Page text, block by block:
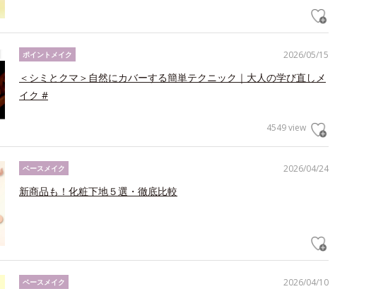
2026/05/15
ポイントメイク
＜シミとクマ＞自然にカバーする簡単テクニック｜大人の学び直しメ
イク #
4549 view
2026/04/24
ベースメイク
新商品も！化粧下地５選・徹底比較
2026/04/10
ベースメイク